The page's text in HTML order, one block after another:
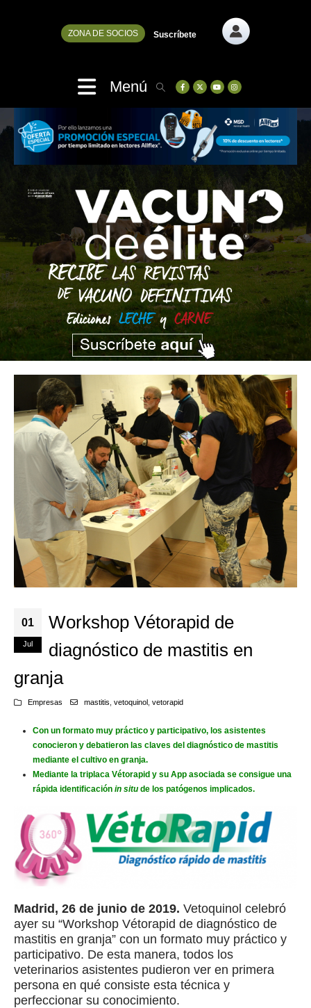
ZONA DE SOCIOS Suscríbete
Menú
01
Jul
Workshop Vétorapid de
diagnóstico de mastitis en
granja
Empresas mastitis vetoquinol, vetorapid
Con un formato muy práctico y participativo, los asistentes
conocieron y debatieron las claves del diagnóstico de mastitis
mediante el cultivo en granja.
Mediante la triplaca Vétorapid y su App asociada se consigue una
rápida identificaciónin situ de los patógenos implicados.
Madrid, 26 de junio de 2019. Vetoquinol celebró
ayer su “Workshop Vétorapid de diagnóstico de
mastitis en granja” con un formato muy práctico y
participativo. De esta manera, todos los
veterinarios asistentes pudieron ver en primera
persona en qué consiste esta técnica y
perfeccionar su conocimiento.